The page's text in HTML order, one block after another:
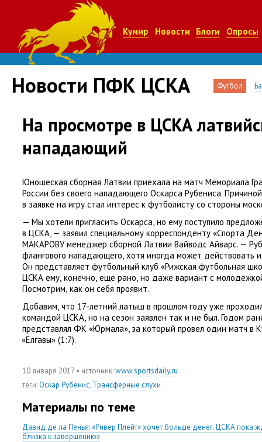
Кумир Новости Блоги Опросы
Новости ПФК ЦСКА Футбол
На просмотре в ЦСКА
нападающий
Юношеская сборная Латвии приехала на матч Мемориала
России без своего нападающего Оскарса Рубениса.
в заявке на игру стал интерес к футболисту со стороны
— Мы хотели пригласить Оскарса, но ему поступило
в ЦСКА, — заявил специальному корреспонденту «Спорта
МАКАРОВУ менеджер сборной Латвии Вайводс Айварс. —
флангового нападающего, хотя иногда может действовать
Он представляет футбольный клуб «Рижская футбольная
ЦСКА ему, конечно, еще рано, но даже вариант с
Посмотрим, как он себя проявит.
Добавим, что 17-летний латыш в прошлом году уже
командой ЦСКА, но на сезон заявлен так и не был. Годом
представлял ФК «Юрмала», за который провел один матч в
«Елгавы» (1:7).
10 января 2017 • источник:www.sportsdaily.ru
теги:Оскар Рубенис, Трансферные слухи
Материалы по теме
Давид де ла Пенья: «Ривер Плейт» хочет больше денег. ЦСКА пока
близка к завершению»